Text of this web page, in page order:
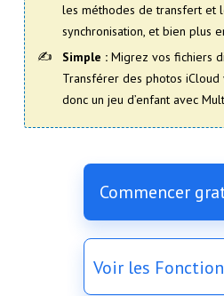
les méthodes de transfert et
synchronisation, et bien plus
Simple :Migrez vos fichiers
Transférer des photos
donc un jeu d’enfant avec
Commencer
Voir les